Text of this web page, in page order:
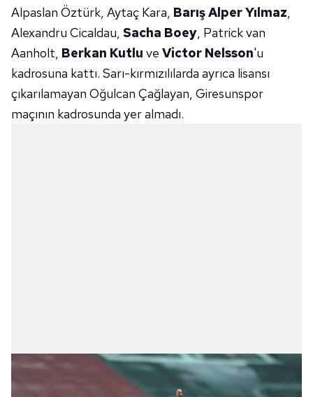
Alpaslan Öztürk, Aytaç Kara, Barış Alper Yılmaz,
Alexandru Cicaldau, Sacha Boey, Patrick van
Aanholt, Berkan Kutlu ve Victor Nelsson'u
kadrosuna kattı. Sarı-kırmızılılarda ayrıca lisansı
çıkarılamayan Oğulcan Çağlayan, Giresunspor
maçının kadrosunda yer almadı.